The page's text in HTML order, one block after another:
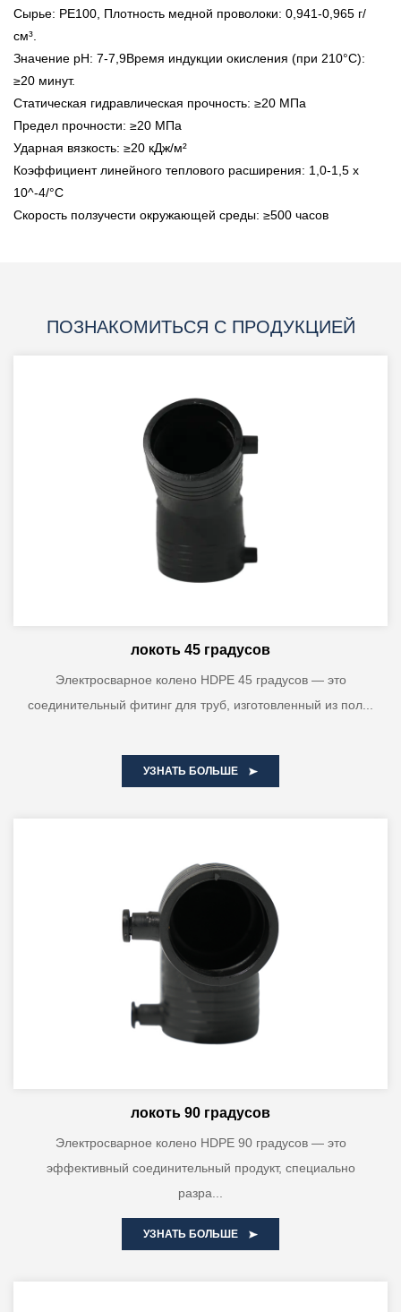
Сырье: PE100, Плотность медной проволоки: 0,941-0,965 г/
см³.
Значение pH: 7-7,9Время индукции окисления (при 210°C):
≥20 минут.
Статическая гидравлическая прочность: ≥20 МПа
Предел прочности: ≥20 МПа
Ударная вязкость: ≥20 кДж/м²
Коэффициент линейного теплового расширения: 1,0-1,5 x
10^-4/°C
Скорость ползучести окружающей среды: ≥500 часов
ПОЗНАКОМИТЬСЯ С ПРОДУКЦИЕЙ
локоть 45 градусов
Электросварное колено HDPE 45 градусов — это
соединительный фитинг для труб, изготовленный из пол...
УЗНАТЬ БОЛЬШЕ
локоть 90 градусов
Электросварное колено HDPE 90 градусов — это
эффективный соединительный продукт, специально
разра...
УЗНАТЬ БОЛЬШЕ